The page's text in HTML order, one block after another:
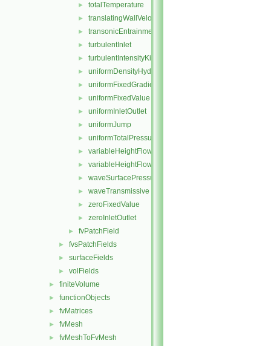
► totalTemperature
► translatingWallVelocity
► transonicEntrainmentPressure
► turbulentInlet
► turbulentIntensityKineticEnergyInlet
► uniformDensityHydrostaticPressure
► uniformFixedGradient
► uniformFixedValue
► uniformInletOutlet
► uniformJump
► uniformTotalPressure
► variableHeightFlowRate
► variableHeightFlowRateInletVelocity
► waveSurfacePressure
► waveTransmissive
► zeroFixedValue
► zeroInletOutlet
► fvPatchField
► fvsPatchFields
► surfaceFields
► volFields
► finiteVolume
► functionObjects
► fvMatrices
► fvMesh
► fvMeshToFvMesh